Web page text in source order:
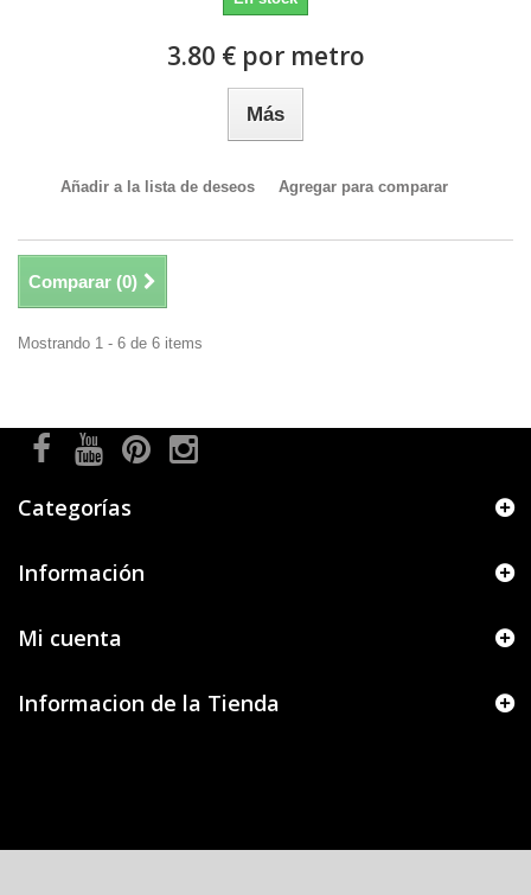
3.80 € por metro
Más
Añadir a la lista de deseos Agregar para comparar
Comparar (0)
Mostrando 1 - 6 de 6 items
Categorías
Información
Mi cuenta
Informacion de la Tienda